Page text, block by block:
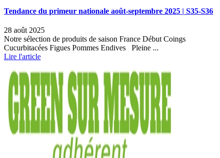
Tendance du primeur nationale août-septembre 2025 | S35-S36
28 août 2025
Notre sélection de produits de saison France Début Coings
Cucurbitacées Figues Pommes Endives Pleine ...
Lire l'article